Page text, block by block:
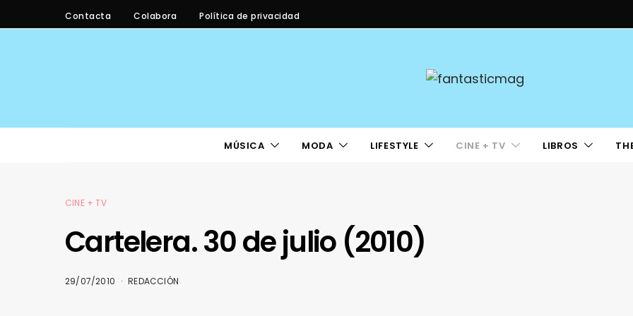
Contacta Colabora Política de privacidad
MÚSICA MODA LIFESTYLE CINE + TV LIBROS
CINE + TV
Cartelera. 30 de julio (2010)
29/07/2010 REDACCIÓN